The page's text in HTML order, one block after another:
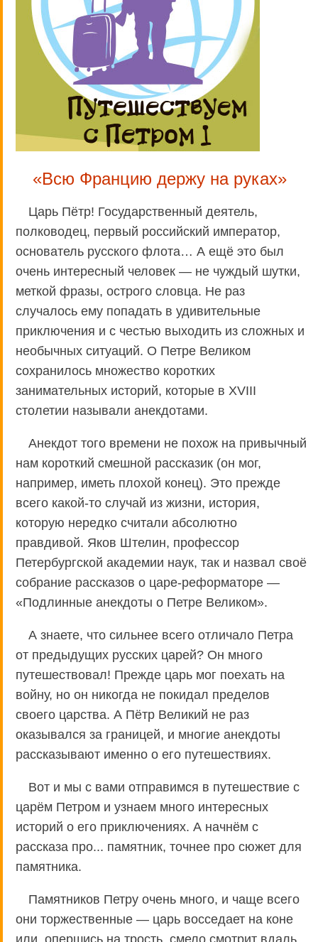
«Всю Францию держу на руках»
Царь Пётр! Государственный деятель,
полководец, первый российский император,
основатель русского флота… А ещё это был
очень интересный человек — не чуждый шутки,
меткой фразы, острого словца. Не раз
случалось ему попадать в удивительные
приключения и с честью выходить из сложных и
необычных ситуаций. О Петре Великом
сохранилось множество коротких
занимательных историй, которые в XVIII
столетии называли анекдотами.
Анекдот того времени не похож на привычный
нам короткий смешной рассказик (он мог,
например, иметь плохой конец). Это прежде
всего какой-то случай из жизни, история,
которую нередко считали абсолютно
правдивой. Яков Штелин, профессор
Петербургской академии наук, так и назвал своё
собрание рассказов о царе-реформаторе —
«Подлинные анекдоты о Петре Великом».
А знаете, что сильнее всего отличало Петра
от предыдущих русских царей? Он много
путешествовал! Прежде царь мог поехать на
войну, но он никогда не покидал пределов
своего царства. А Пётр Великий не раз
оказывался за границей, и многие анекдоты
рассказывают именно о его путешествиях.
Вот и мы с вами отправимся в путешествие с
царём Петром и узнаем много интересных
историй о его приключениях. А начнём с
рассказа про... памятник, точнее про сюжет для
памятника.
Памятников Петру очень много, и чаще всего
они торжественные — царь восседает на коне
или, опершись на трость, смело смотрит вдаль.